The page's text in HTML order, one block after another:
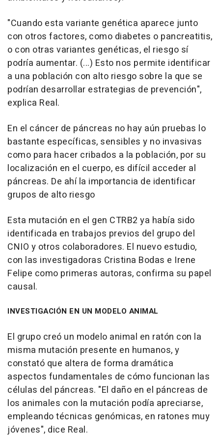
"Cuando esta variante genética aparece junto
con otros factores, como diabetes o pancreatitis,
o con otras variantes genéticas, el riesgo sí
podría aumentar. (...) Esto nos permite identificar
a una población con alto riesgo sobre la que se
podrían desarrollar estrategias de prevención",
explica Real.
En el cáncer de páncreas no hay aún pruebas lo
bastante específicas, sensibles y no invasivas
como para hacer cribados a la población, por su
localización en el cuerpo, es difícil acceder al
páncreas. De ahí la importancia de identificar
grupos de alto riesgo
Esta mutación en el gen CTRB2 ya había sido
identificada en trabajos previos del grupo del
CNIO y otros colaboradores. El nuevo estudio,
con las investigadoras Cristina Bodas e Irene
Felipe como primeras autoras, confirma su papel
causal.
INVESTIGACIÓN EN UN MODELO ANIMAL
El grupo creó un modelo animal en ratón con la
misma mutación presente en humanos, y
constató que altera de forma dramática
aspectos fundamentales de cómo funcionan las
células del páncreas. "El daño en el páncreas de
los animales con la mutación podía apreciarse,
empleando técnicas genómicas, en ratones muy
jóvenes", dice Real.